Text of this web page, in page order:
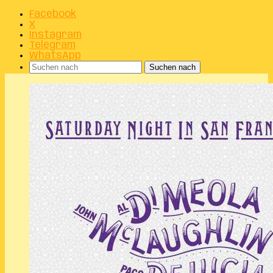
Facebook
X
Instagram
Telegram
WhatsApp
Suchen nach